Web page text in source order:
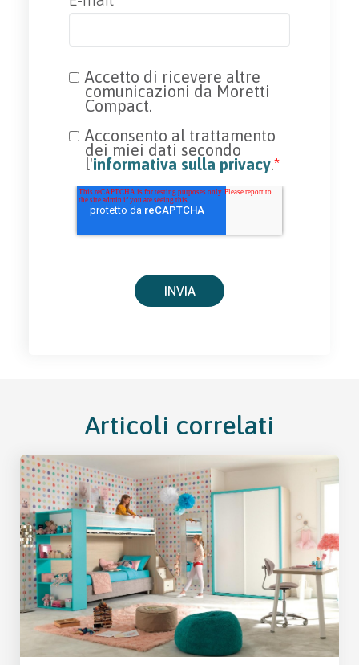
Accetto di ricevere altre
comunicazioni da Moretti
Compact.
Acconsento al trattamento
dei miei dati secondo
l'informativa sulla privacy.*
Articoli correlati